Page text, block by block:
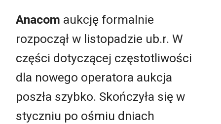
Anacom aukcję formalnie
rozpoczął w listopadzie ub.r. W
części dotyczącej częstotliwości
dla nowego operatora aukcja
poszła szybko. Skończyła się w
styczniu po ośmiu dniach